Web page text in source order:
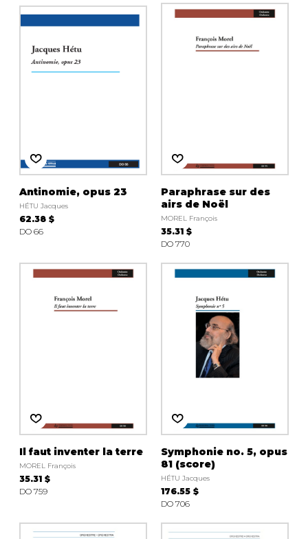
Antinomie, opus 23
HÉTU Jacques
62.38 $
DO 66
Paraphrase sur des
airs de Noël
MOREL François
35.31 $
DO 770
Il faut inventer la terre
MOREL François
35.31 $
DO 759
Symphonie no. 5, opus
81 (score)
HÉTU Jacques
176.55 $
DO 706